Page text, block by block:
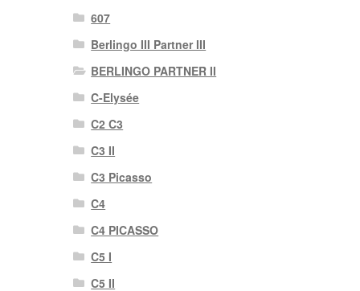
607
Berlingo III Partner III
BERLINGO PARTNER II
C-Elysée
C2 C3
C3 II
C3 Picasso
C4
C4 PICASSO
C5 I
C5 II